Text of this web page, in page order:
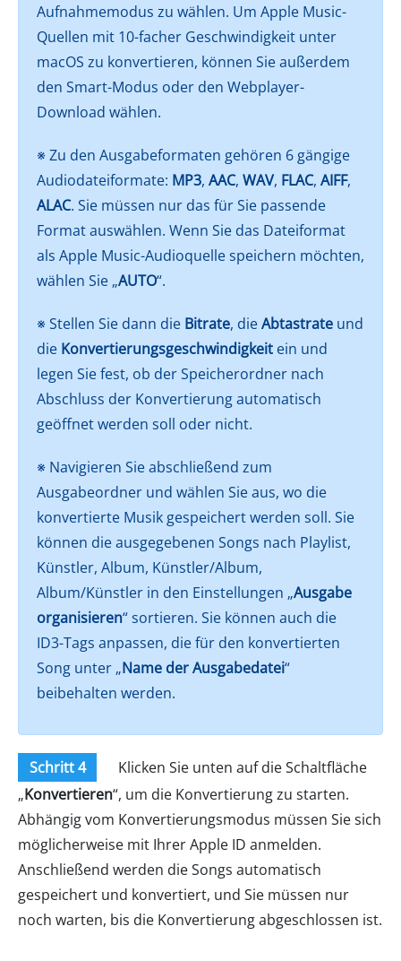
Aufnahmemodus zu wählen. Um Apple Music-
Quellen mit 10-facher Geschwindigkeit unter
macOS zu konvertieren, können Sie außerdem
den Smart-Modus oder den Webplayer-
Download wählen.
※ Zu den Ausgabeformaten gehören 6 gängige
Audiodateiformate: MP3, AAC, WAV, FLAC, AIFF,
ALAC. Sie müssen nur das für Sie passende
Format auswählen. Wenn Sie das Dateiformat
als Apple Music-Audioquelle speichern möchten,
wählen Sie „AUTO“.
※ Stellen Sie dann die Bitrate, dieAbtastrate und
die Konvertierungsgeschwindigkeit ein und
legen Sie fest, ob der Speicherordner nach
Abschluss der Konvertierung automatisch
geöffnet werden soll oder nicht.
※ Navigieren Sie abschließend zum
Ausgabeordner und wählen Sie aus, wo die
konvertierte Musik gespeichert werden soll. Sie
können die ausgegebenen Songs nach Playlist,
Künstler, Album, Künstler/Album,
Album/Künstler in den Einstellungen „Ausgabe
organisieren“ sortieren. Sie können auch die
ID3-Tags anpassen, die für den konvertierten
Song unter „Name der Ausgabedatei“
beibehalten werden.
Schritt 4
Klicken Sie unten auf die Schaltfläche
„Konvertieren“, um die Konvertierung zu starten.
Abhängig vom Konvertierungsmodus müssen Sie sich
möglicherweise mit Ihrer Apple ID anmelden.
Anschließend werden die Songs automatisch
gespeichert und konvertiert, und Sie müssen nur
noch warten, bis die Konvertierung abgeschlossen ist.